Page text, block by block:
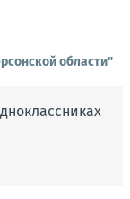
области"